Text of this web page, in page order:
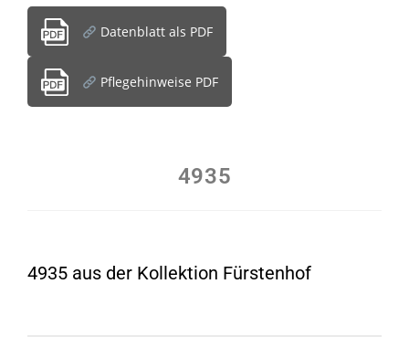
Datenblatt als PDF
Pflegehinweise PDF
4935
4935 aus der Kollektion Fürstenhof